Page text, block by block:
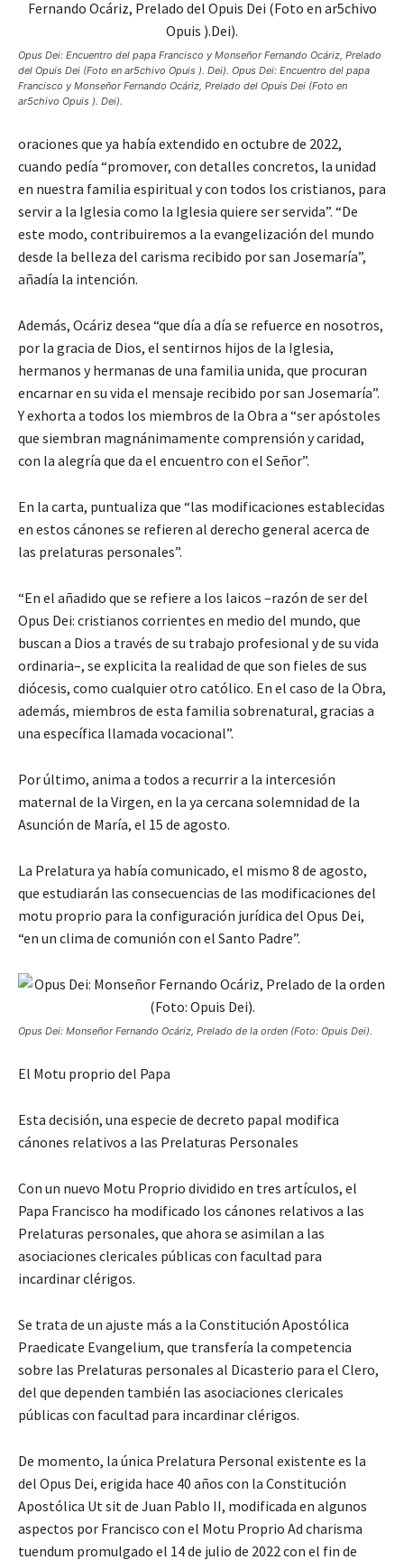
Opus Dei: Encuentro del papa Francisco y Monseñor Fernando Ocáriz, Prelado
del Opuis Dei (Foto en ar5chivo Opuis ). Dei). Opus Dei: Encuentro del papa
Francisco y Monseñor Fernando Ocáriz, Prelado del Opuis Dei (Foto en
ar5chivo Opuis ). Dei).
oraciones que ya había extendido en octubre de 2022,
cuando pedía “promover, con detalles concretos, la unidad
en nuestra familia espiritual y con todos los cristianos, para
servir a la Iglesia como la Iglesia quiere ser servida”. “De
este modo, contribuiremos a la evangelización del mundo
desde la belleza del carisma recibido por san Josemaría”,
añadía la intención.
Además, Ocáriz desea “que día a día se refuerce en nosotros,
por la gracia de Dios, el sentirnos hijos de la Iglesia,
hermanos y hermanas de una familia unida, que procuran
encarnar en su vida el mensaje recibido por san Josemaría”.
Y exhorta a todos los miembros de la Obra a “ser apóstoles
que siembran magnánimamente comprensión y caridad,
con la alegría que da el encuentro con el Señor”.
En la carta, puntualiza que “las modificaciones establecidas
en estos cánones se refieren al derecho general acerca de
las prelaturas personales”.
“En el añadido que se refiere a los laicos –razón de ser del
Opus Dei: cristianos corrientes en medio del mundo, que
buscan a Dios a través de su trabajo profesional y de su vida
ordinaria–, se explicita la realidad de que son fieles de sus
diócesis, como cualquier otro católico. En el caso de la Obra,
además, miembros de esta familia sobrenatural, gracias a
una específica llamada vocacional”.
Por último, anima a todos a recurrir a la intercesión
maternal de la Virgen, en la ya cercana solemnidad de la
Asunción de María, el 15 de agosto.
La Prelatura ya había comunicado, el mismo 8 de agosto,
que estudiarán las consecuencias de las modificaciones del
motu proprio para la configuración jurídica del Opus Dei,
“en un clima de comunión con el Santo Padre”.
Opus Dei: Monseñor Fernando Ocáriz, Prelado de la orden (Foto: Opuis Dei).
El Motu proprio del Papa
Esta decisión, una especie de decreto papal modifica
cánones relativos a las Prelaturas Personales
Con un nuevo Motu Proprio dividido en tres artículos, el
Papa Francisco ha modificado los cánones relativos a las
Prelaturas personales, que ahora se asimilan a las
asociaciones clericales públicas con facultad para
incardinar clérigos.
Se trata de un ajuste más a la Constitución Apostólica
Praedicate Evangelium, que transfería la competencia
sobre las Prelaturas personales al Dicasterio para el Clero,
del que dependen también las asociaciones clericales
públicas con facultad para incardinar clérigos.
De momento, la única Prelatura Personal existente es la
del Opus Dei, erigida hace 40 años con la Constitución
Apostólica Ut sit de Juan Pablo II, modificada en algunos
aspectos por Francisco con el Motu Proprio Ad charisma
tuendum promulgado el 14 de julio de 2022 con el fin de